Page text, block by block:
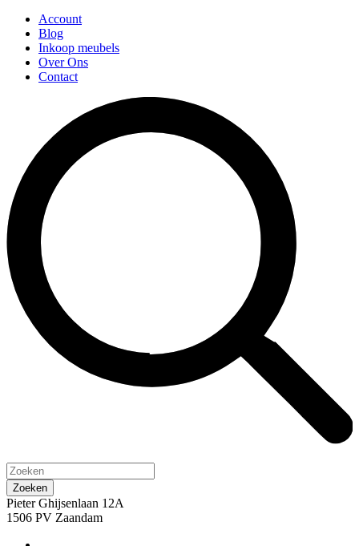
Account
Blog
Inkoop meubels
Over Ons
Contact
Pieter Ghijsenlaan 12A
1506 PV Zaandam